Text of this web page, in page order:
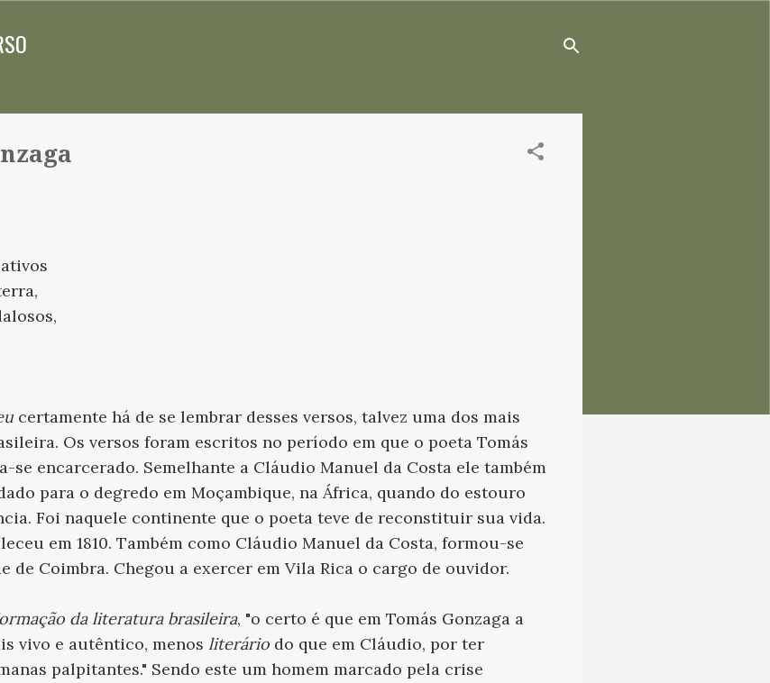
certamente há de se lembrar desses versos, talvez uma dos mais
Os versos foram escritos no período em que o poeta Tomás
se encarcerado. Semelhante a Cláudio Manuel da Costa ele também
para o degredo em Moçambique, na África, quando do estouro
Foi naquele continente que o poeta teve de reconstituir sua vida.
em 1810. Também como Cláudio Manuel da Costa, formou-se
de Coimbra. Chegou a exercer em Vila Rica o cargo de ouvidor.
da literatura brasileira, "o certo é que em Tomás Gonzaga a
vivo e autêntico, menos literário do que em Cláudio, por ter
palpitantes." Sendo este um homem marcado pela crise